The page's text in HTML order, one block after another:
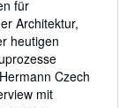
für
Architektur,
heutigen
Czech
mit